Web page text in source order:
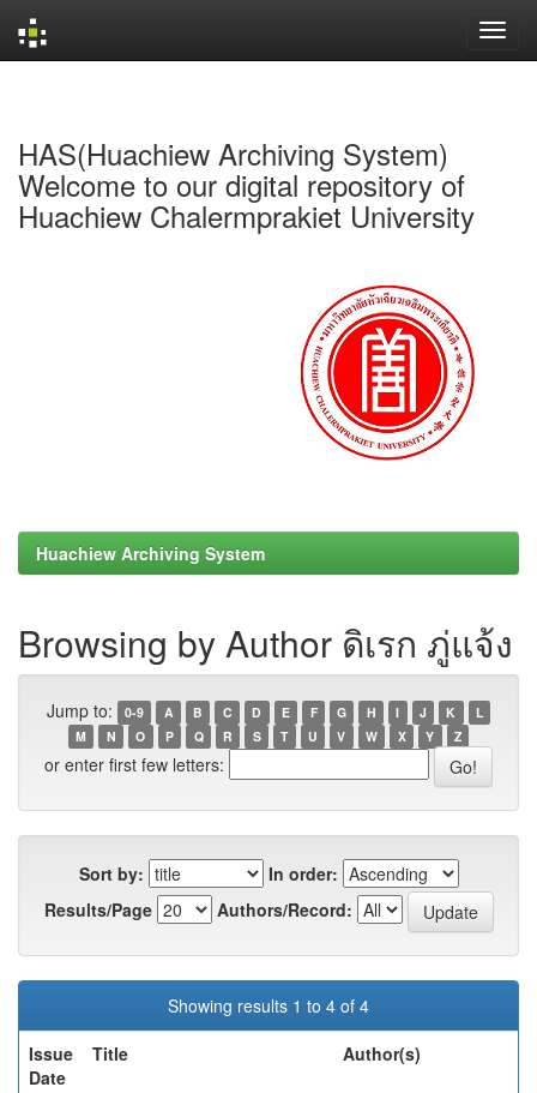
HAS(Huachiew Archiving System)
Welcome to our digital repository of
Huachiew Chalermprakiet University
Huachiew Archiving System
Browsing by Author ดิเรก ภู่แจ้ง
Jump to: 0-9 A B C D E F G H I J K
L
M
N O P Q R S T U V W X Y Z
or enter first few letters:
Sort by:
In order:
Results/Page
Authors/Record:
Showing results 1 to 4 of 4
Issue
Date
Title Author(s)